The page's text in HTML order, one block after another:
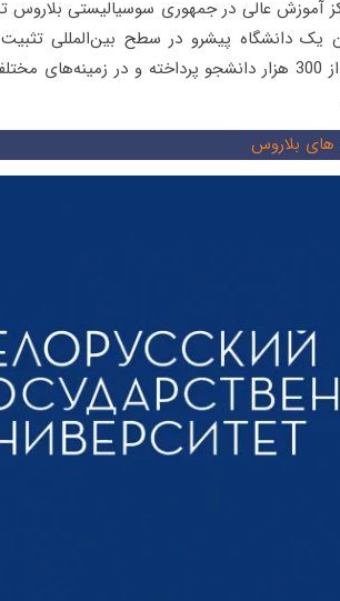
آموزش عالی در جمهوری سوسیالیستی
تاکنون به تربیت بیش از 300 هزار دانشجو پرداخته و
های بلاروس